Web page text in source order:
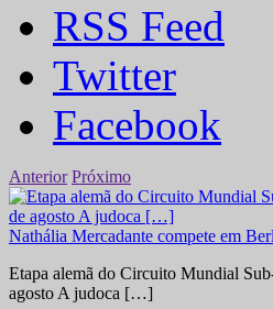
RSS Feed
Twitter
Facebook
Anterior Próximo
Nathália Mercadante compete em
Etapa alemã do Circuito Mundial
agosto A judoca […]